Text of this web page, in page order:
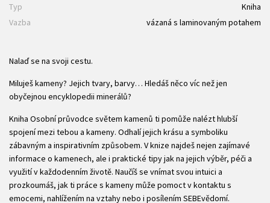
Typ
Kniha
Vazba
vázaná s laminovaným potahem
Nalaď se na svoji cestu.
Miluješ kameny? Jejich tvary, barvy… Hledáš něco víc než jen
obyčejnou encyklopedii minerálů?
Kniha Osobní průvodce světem kamenů ti pomůže nalézt hlubší
spojení mezi tebou a kameny. Odhalí jejich krásu a symboliku
zábavným a inspirativním způsobem. V knize najdeš nejen zajímavé
informace o kamenech, ale i praktické tipy jak na jejich výběr, péči a
využití v každodenním životě. Naučíš se vnímat svou intuici a
prozkoumáš, jak ti práce s kameny může pomoct v kontaktu s
emocemi, nahlížením na vztahy nebo i posílením SEBEvědomí.